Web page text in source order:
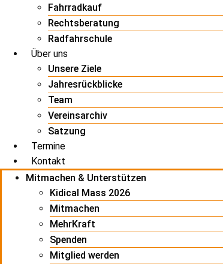
Fahrradkauf
Rechtsberatung
Radfahrschule
Über uns
Unsere Ziele
Jahresrückblicke
Team
Vereinsarchiv
Satzung
Termine
Kontakt
Mitmachen & Unterstützen
Kidical Mass 2026
Mitmachen
MehrKraft
Spenden
Mitglied werden